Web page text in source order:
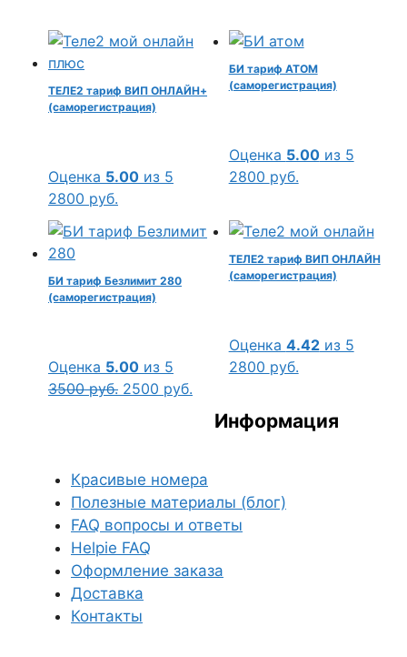
ТЕЛЕ2 тариф ВИП ОНЛАЙН+
(саморегистрация)
Оценка 5.00 из 5
2800 руб.
БИ тариф АТОМ
(саморегистрация)
Оценка 5.00из 5
2800 руб.
БИ тариф Безлимит 280
(саморегистрация)
Оценка 5.00 из 5
3500руб. Первоначальная
2500 руб.
цена:
2500 руб..
ТЕЛЕ2 тариф ВИП ОНЛАЙН
(саморегистрация)
Оценка 4.42из 5
2800 руб.
Информация
Красивые номера
Полезные материалы (блог)
FAQ вопросы и ответы
Helpie FAQ
Оформление заказа
Доставка
Контакты